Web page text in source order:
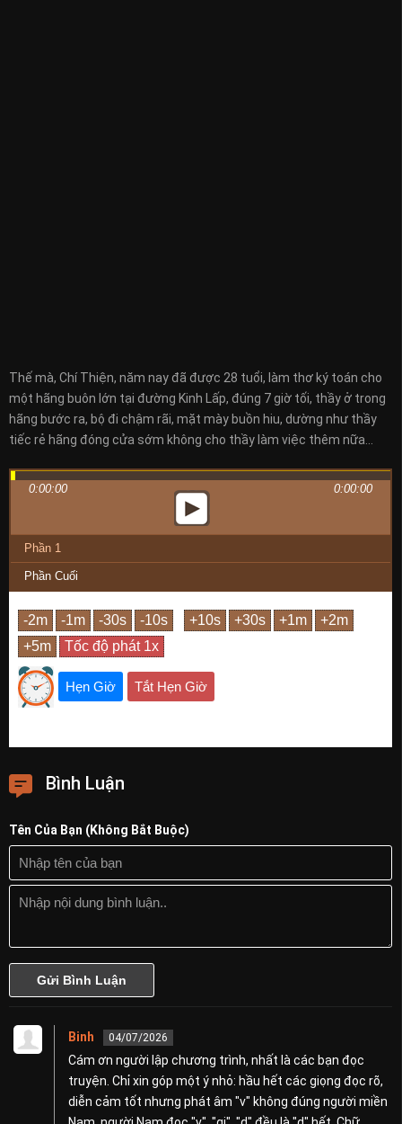
Thế mà, Chí Thiện, năm nay đã được 28 tuổi, làm thơ ký toán cho
một hãng buôn lớn tại đường Kinh Lấp, đúng 7 giờ tối, thầy ở trong
hãng bước ra, bộ đi chậm rãi, mặt mày buồn hiu, dường như thầy
tiếc rẻ hãng đóng cửa sớm không cho thầy làm việc thêm nữa…
0:00:00 0:00:00
Phần 1
Phần Cuối
Hẹn Giờ Tắt Hẹn Giờ
Bình Luận
Tên Của Bạn (Không Bắt Buộc)
Binh 04/07/2026
Cám ơn người lập chương trình, nhất là các bạn đọc
truyện. Chỉ xin góp một ý nhỏ: hầu hết các giọng đọc rõ,
diễn cảm tốt nhưng phát âm "v" không đúng người miền